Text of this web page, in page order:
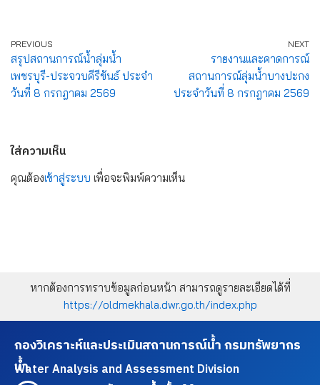
PREVIOUS
สรุปสถานการณ์น้ำลุ่มน้ำ
เพชรบุรี-ประจวบคีรีขันธ์ ประจำ
วันที่ 8 กรกฎาคม 2569
NEXT
รายงานและคาดการณ์
สถานการณ์ลุ่มน้ำบางปะกง
ประจำวันที่ 8 กรกฎาคม 2569
ใส่ความเห็น
คุณต้องเข้าสู่ระบบ เพื่อจะพิมพ์ความเห็น
หากต้องการทราบข้อมูลก่อนหน้า สามารถดูรายละเอียดได้ที่
https://oldmekhala.dwr.go.th/index.php
กองวิเคราะห์และประเมินสถานการณ์น้ำ กรมทรัพยากร
น้ำ
Water Analysis and Assessment Division